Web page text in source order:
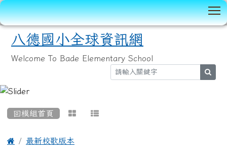
八德國小全球資訊網
Welcome To Bade Elementary School
回模組首頁  
 最新校歌版本